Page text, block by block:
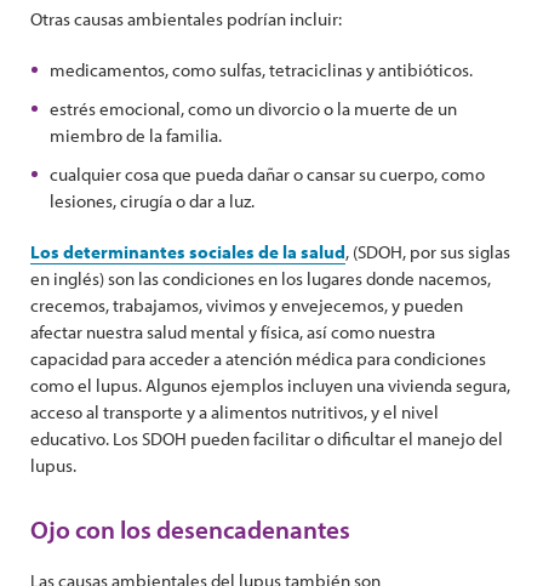
Otras causas ambientales podrían incluir:
medicamentos, como sulfas, tetraciclinas y antibióticos.
estrés emocional, como un divorcio o la muerte de un
miembro de la familia.
cualquier cosa que pueda dañar o cansar su cuerpo, como
lesiones, cirugía o dar a luz.
Los determinantes sociales de la salud, (SDOH, por sus siglas
en inglés) son las condiciones en los lugares donde nacemos,
crecemos, trabajamos, vivimos y envejecemos, y pueden
afectar nuestra salud mental y física, así como nuestra
capacidad para acceder a atención médica para condiciones
como el lupus. Algunos ejemplos incluyen una vivienda segura,
acceso al transporte y a alimentos nutritivos, y el nivel
educativo. Los SDOH pueden facilitar o dificultar el manejo del
lupus.
Ojo con los desencadenantes
Las causas ambientales del lupus también son